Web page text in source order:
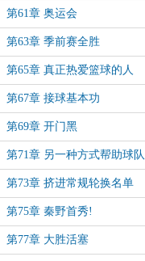
第61章 奥运会
第63章 季前赛全胜
第65章 真正热爱篮球的人
第67章 接球基本功
第69章 开门黑
第71章 另一种方式帮助球队
第73章 挤进常规轮换名单
第75章 秦野首秀!
第77章 大胜活塞